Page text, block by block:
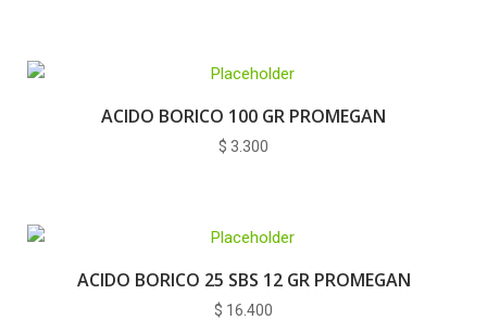
ACIDO BORICO 100 GR PROMEGAN
$ 3.300
ACIDO BORICO 25 SBS 12 GR PROMEGAN
$ 16.400